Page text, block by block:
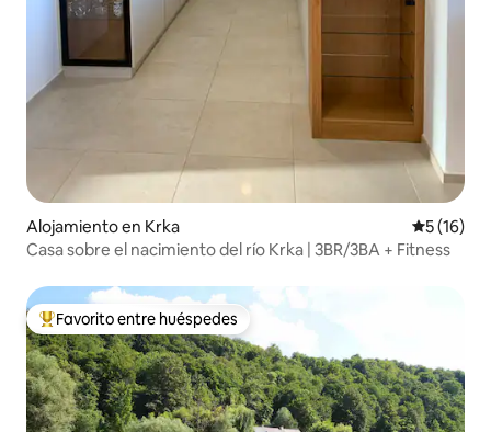
Alojamiento en Krka
5 (16)
Casa sobre el nacimiento del río Krka | 3BR/3BA + Fitness
Favorito entre huéspedes preferido
Favorito entre huéspedes